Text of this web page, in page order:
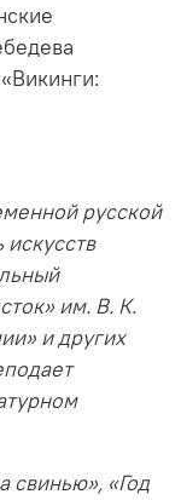
русской
им. В. К.
и других
свинью», «Год